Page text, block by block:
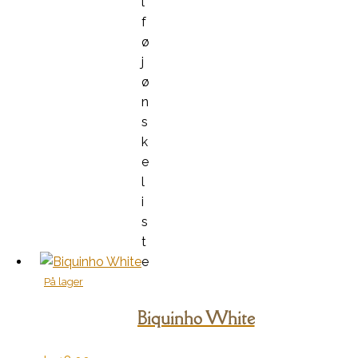
f
ø
j
ø
n
s
k
e
l
i
s
t
e
På lager
Biquinho White